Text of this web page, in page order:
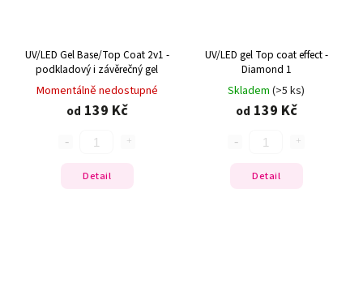
UV/LED Gel Base/Top Coat 2v1 -
podkladový i závěrečný gel
Momentálně nedostupné
od 139 Kč
Detail
UV/LED gel Top coat effect -
Diamond 1
Skladem (>5 ks)
od 139 Kč
Detail